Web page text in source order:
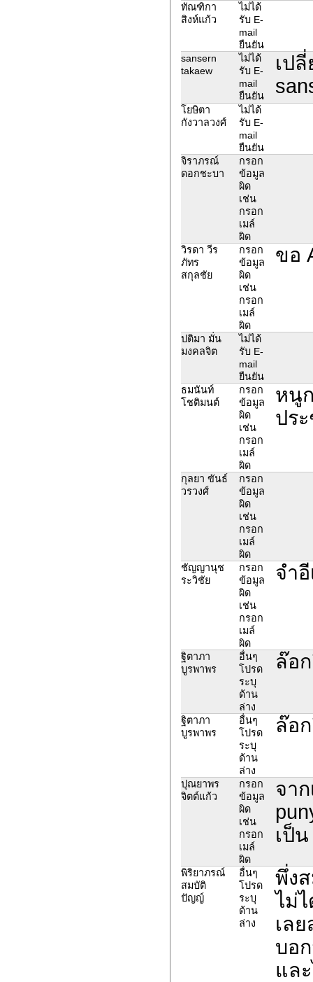
ทัณฑิกา
สิงห์แก้ว
ไม่ได้
รับ E-
mail
ยืนยัน
sansern
takaew
ไม่ได้
รับ E-
mail
ยืนยัน
เป
โยษิตา
กังวาลวงศ์
ไม่ได้
รับ E-
mail
ยืนยัน
จิราภรณ์
ดอกชะบา
กรอก
ข้อมูล
ผิด
เช่น
กรอก
เมล์
ผิด
วิรดา วีร
ภัทร
สกุลชัย
กรอก
ข้อมูล
ผิด
เช่น
กรอก
เมล์
ผิด
ขอ
ปติมา มั่น
มงคลจิต
ไม่ได้
รับ E-
mail
ยืนยัน
ธมนันท์
โชติมนต์
กรอก
ข้อมูล
ผิด
เช่น
กรอก
เมล์
ผิด
หนู
ปร
กุลยา ขันธ์
วรวงศ์
กรอก
ข้อมูล
ผิด
เช่น
กรอก
เมล์
ผิด
ชัญญานุช
ระวิชัย
กรอก
ข้อมูล
ผิด
เช่น
กรอก
เมล์
ผิด
จำ
ฐิตาภา
บูรพาพร
อื่นๆ
โปรด
ระบุ
ด้าน
ล่าง
ล๊อ
ฐิตาภา
บูรพาพร
อื่นๆ
โปรด
ระบุ
ด้าน
ล่าง
ล๊อ
ปุณยาพร
จิตต์แก้ว
กรอก
ข้อมูล
ผิด
เช่น
กรอก
เมล์
ผิด
จา
เป็
พิริยาภรณ์
สมบัติ
ปัญญ์
อื่นๆ
โปรด
ระบุ
ด้าน
ล่าง
พึ่ง
ไม่
เล
บอ
แล